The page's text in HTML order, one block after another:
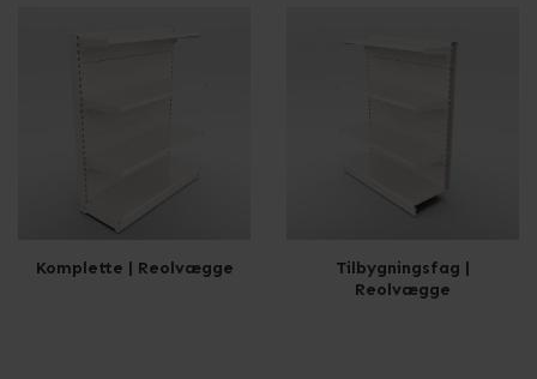
Komplette | Reolvægge
Tilbygningsfag |
Reolvægge